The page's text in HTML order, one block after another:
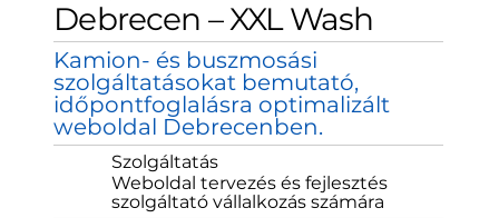
Debrecen – XXL Wash
Kamion- és buszmosási
szolgáltatásokat bemutató,
időpontfoglalásra optimalizált
weboldal Debrecenben.
Szolgáltatás
Weboldal tervezés és fejlesztés
szolgáltató vállalkozás számára